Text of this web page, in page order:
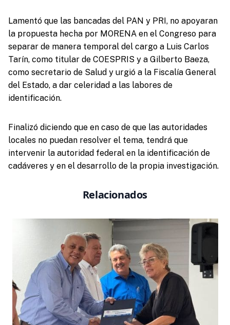
Lamentó que las bancadas del PAN y PRI, no apoyaran
la propuesta hecha por MORENA en el Congreso para
separar de manera temporal del cargo a Luis Carlos
Tarín, como titular de COESPRIS y a Gilberto Baeza,
como secretario de Salud y urgió a la Fiscalía General
del Estado, a dar celeridad a las labores de
identificación.
Finalizó diciendo que en caso de que las autoridades
locales no puedan resolver el tema, tendrá que
intervenir la autoridad federal en la identificación de
cadáveres y en el desarrollo de la propia investigación.
Relacionados